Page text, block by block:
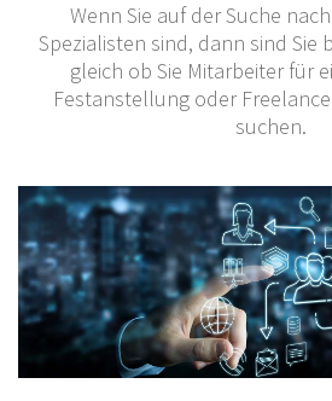
Wenn Sie auf der Suche
Spezialisten sind, dann sind Sie
gleich ob Sie Mitarbeiter für
Festanstellung oder
suchen.